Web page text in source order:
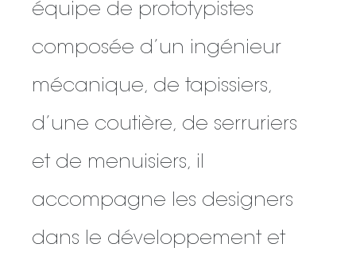
équipe de prototypistes
composée d’un ingénieur
mécanique, de tapissiers,
d’une coutière, de serruriers
et de menuisiers, il
accompagne les designers
dans le développement et